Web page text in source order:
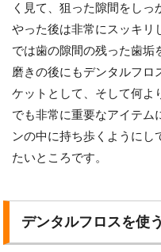
く見て、狙った隙間をしっ
やった後は非常にスッキリ
では歯の隙間の残った歯垢
磨きの後にもデンタルフロ
ケットとして、そして何よ
でも非常に重要なアイテム
ンの中に持ち歩くようにし
たいところです。
デンタルフロスを使